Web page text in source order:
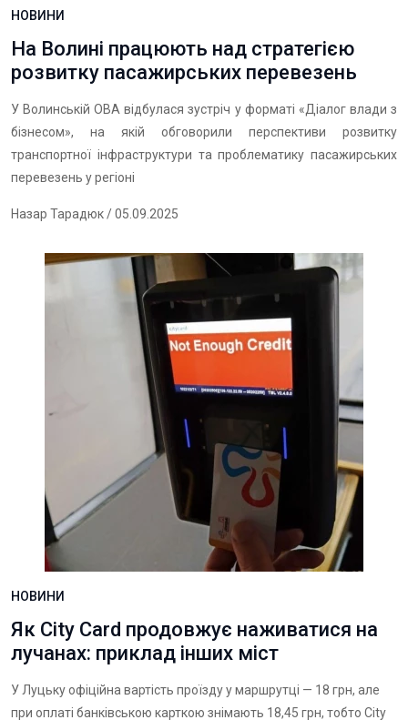
НОВИНИ
На Волині працюють над стратегією
розвитку пасажирських перевезень
У Волинській ОВА відбулася зустріч у форматі «Діалог влади з
бізнесом», на якій обговорили перспективи розвитку
транспортної інфраструктури та проблематику пасажирських
перевезень у регіоні
Назар Тарадюк/ 05.09.2025
НОВИНИ
Як City Card продовжує наживатися на
лучанах: приклад інших міст
У Луцьку офіційна вартість проїзду у маршрутці — 18 грн, але
при оплаті банківською карткою знімають 18,45 грн, тобто City